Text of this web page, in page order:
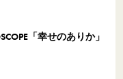
「幸せのありか」